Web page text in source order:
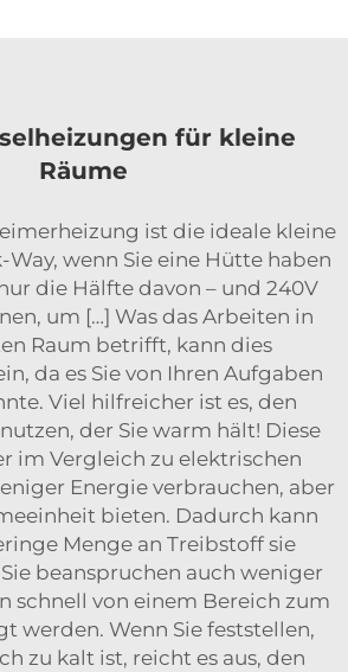
für kleine
Räume
ist die ideale kleine
wenn Sie eine Hütte haben
die Hälfte davon – und 240V
um […] Was das Arbeiten in
Raum betrifft, kann dies
da es Sie von Ihren Aufgaben
Viel hilfreicher ist es, den
der Sie warm hält! Diese
im Vergleich zu elektrischen
Energie verbrauchen, aber
bieten. Dadurch kann
Menge an Treibstoff sie
beanspruchen auch weniger
schnell von einem Bereich zum
werden. Wenn Sie feststellen,
zu kalt ist, reicht es aus, den